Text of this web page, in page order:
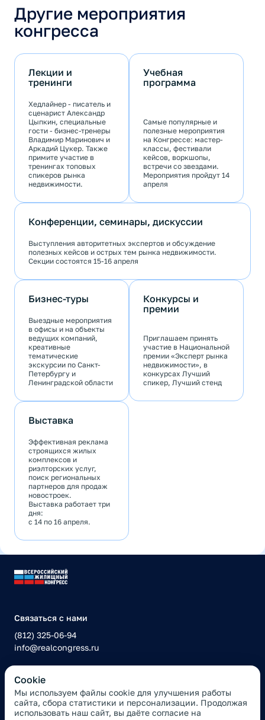
Сookie
Мы используем файлы cookie для улучшения работы
сайта, сбора статистики и персонализации. Продолжая
использовать наш сайт, вы даёте согласие на
Другие мероприятия
конгресса
Лекции и
тренинги
Хедлайнер - писатель и
сценарист Александр
Цыпкин, специальные
гости - бизнес-тренеры
Владимир Маринович и
Аркадий Цукер. Также
примите участие в
тренингах топовых
спикеров рынка
недвижимости.
Учебная
программа
Самые популярные и
полезные мероприятия
на Конгрессе: мастер-
классы, фестивали
кейсов, воркшопы,
встречи со звездами.
Мероприятия пройдут 14
апреля
Конференции, семинары, дискуссии
Выступления авторитетных экспертов и обсуждение
полезных кейсов и острых тем рынка недвижимости.
Секции состоятся 15-16 апреля
Бизнес-туры
Выездные мероприятия
в офисы и на объекты
ведущих компаний,
креативные
тематические
экскурсии по Санкт-
Петербургу и
Ленинградской области
Конкурсы и
премии
Приглашаем принять
участие в Национальной
премии «Эксперт рынка
недвижимости», в
конкурсах Лучший
спикер, Лучший стенд
Выставка
Эффективная реклама
строящихся жилых
комплексов и
риэлторских услуг,
поиск региональных
партнеров для продаж
новостроек.
Выставка работает три
дня:
с 14 по 16 апреля.
Связаться с нами
(812) 325-06-94
info@realcongress.ru
Политика конфиденциальности
Правила оплаты